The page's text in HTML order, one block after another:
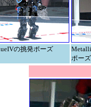
の挑発ポーズ
ポーズ